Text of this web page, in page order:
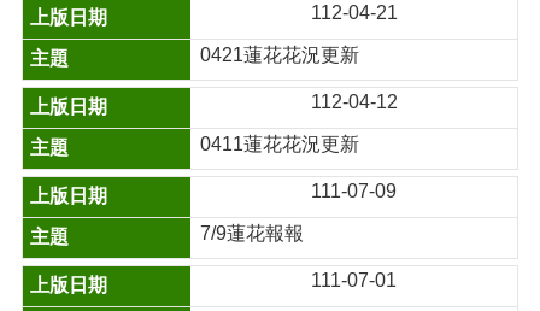
112-04-21
0421蓮花花況更新
112-04-12
0411蓮花花況更新
111-07-09
7/9蓮花報報
111-07-01